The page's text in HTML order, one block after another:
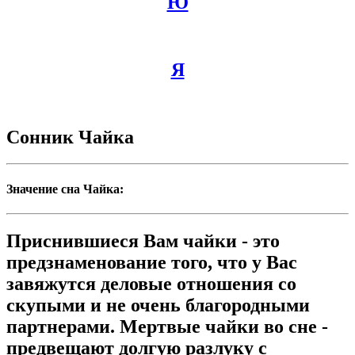
Я
Сонник Чайка
Значение сна Чайка:
Приснившиеся Вам чайки - это
предзнаменование того, что у Вас
завяжутся деловые отношения со
скупыми и не очень благородными
партнерами. Мертвые чайки во сне -
предвещают долгую разлуку с